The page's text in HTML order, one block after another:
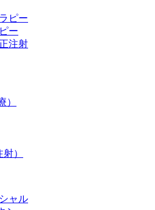
ピー
ー
注射
）
）
ャル